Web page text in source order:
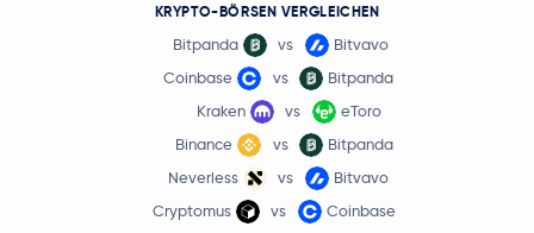
KRYPTO-BÖRSEN VERGLEICHEN
Bitpanda vs
Bitvavo
Coinbase
vs
Bitpanda
Kraken
vs
eToro
Binance
vs
Bitpanda
Neverless
vs
Bitvavo
Cryptomus
vs
Coinbase